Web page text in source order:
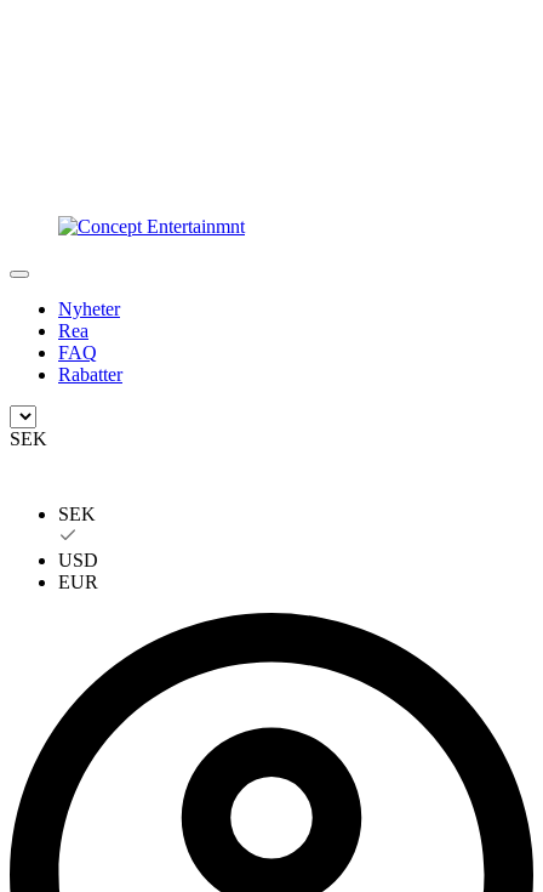
Nyheter
Rea
FAQ
Rabatter
SEK
SEK
USD
EUR